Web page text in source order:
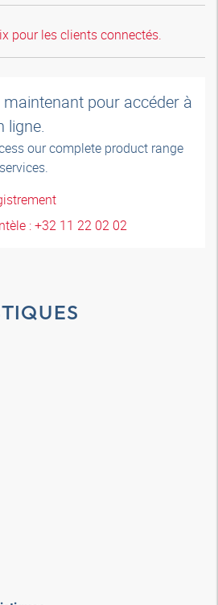
pour les clients connectés.
pour accéder à
ligne.
our complete product range
: +32 11 22 02 02